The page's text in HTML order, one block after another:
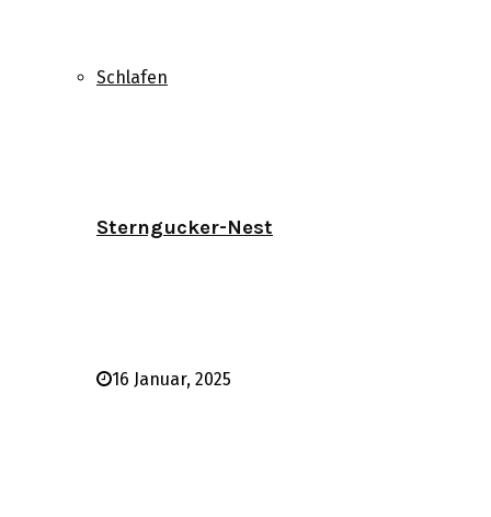
Schlafen
Sterngucker-Nest
16 Januar, 2025